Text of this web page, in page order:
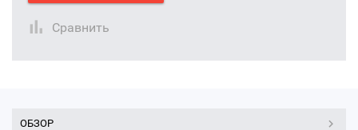
Сравнить
ОБЗОР